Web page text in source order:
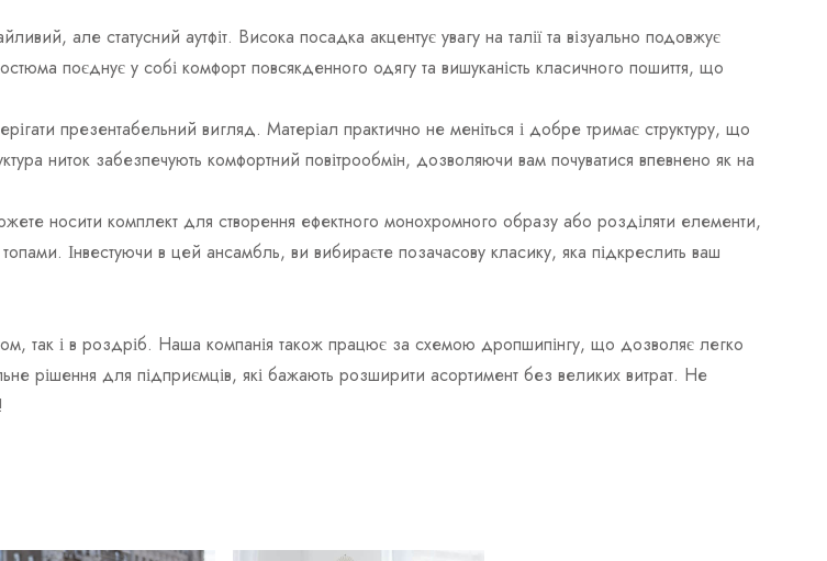
але статусний аутфіт. Висока посадка акцентує увагу на талії та візуально подовжує
поєднує у собі комфорт повсякденного одягу та вишуканість класичного пошиття, що
презентабельний вигляд. Матеріал практично не меніться і добре тримає структуру, що
ниток забезпечують комфортний повітрообмін, дозволяючи вам почуватися впевнено як на
носити комплект для створення ефектного монохромного образу або розділяти елементи,
Інвестуючи в цей ансамбль, ви вибираєте позачасову класику, яка підкреслить ваш
так і в роздріб. Наша компанія також працює за схемою дропшипінгу, що дозволяє легко
рішення для підприємців, які бажають розширити асортимент без великих витрат. Не